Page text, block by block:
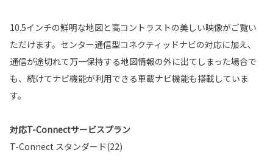
10.5インチの鮮明な地図と高コントラストの美しい映像がご覧い
ただけます。センター通信型コネクティッドナビの対応に加え、
通信が途切れて万一保持する地図情報の外に出てしまった場合で
も、続けてナビ機能が利用できる車載ナビ機能も搭載していま
す。
対応T-Connectサービスプラン
T-Connect スタンダード(22)